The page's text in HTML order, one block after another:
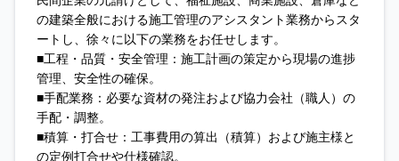
の建築全般における施工管理のアシスタント業務からスタ
ートし、徐々に以下の業務をお任せします。
■工程・品質・安全管理：施工計画の策定から現場の進捗
管理、安全性の確保。
■手配業務：必要な資材の発注および協力会社（職人）の
手配・調整。
■積算・打合せ：工事費用の算出（積算）および施主様と
の定例打合せや仕様確認。